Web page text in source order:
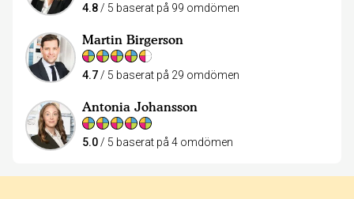
4.8 / 5 baserat på 99 omdömen
Martin Birgerson
4.7 / 5 baserat på 29 omdömen
Antonia Johansson
5.0/ 5 baserat på 4 omdömen